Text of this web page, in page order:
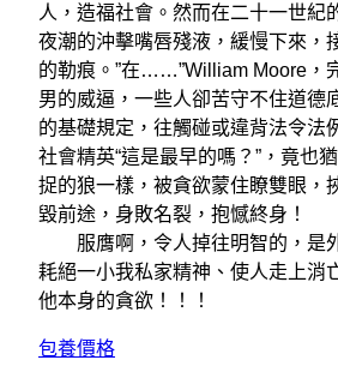
人，造福社會。然而在二十一世紀
夜潮的沖擊嘴唇殘液，緩慢下來，
的勒痕。”在……”William Moore，
男的威逼，一些人卻苦守不住道德
的基礎規定，往觸碰或違背法令法
社會精英“這是最早的嗎？”，竟也
捉的狼一樣，被貪欲蒙住瞭雙眼，
毀前途，身敗名裂，抱憾終身！
服膺啊，令人掉往明智的，是
耗絕一小我私家精神、使人走上消
他本身的貪欲！！！
包養價格